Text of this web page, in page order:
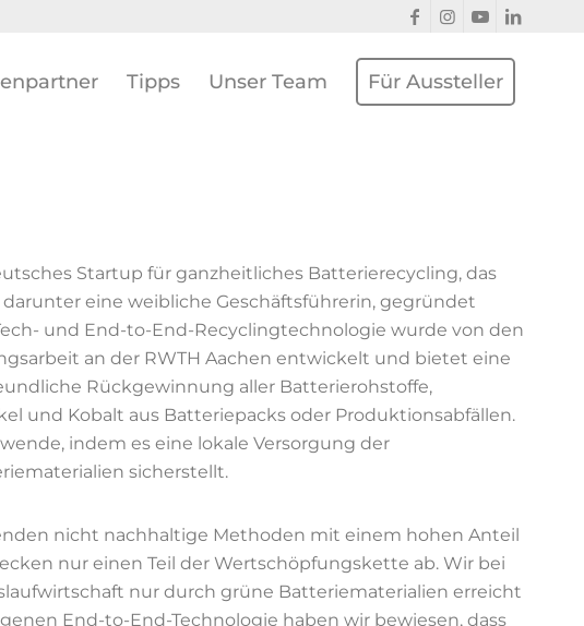
Tipps Unser Team Für Aussteller
Startup für ganzheitliches Batterierecycling, das
eine weibliche Geschäftsführerin, gegründet
und End-to-End-Recyclingtechnologie wurde von den
an der RWTH Aachen entwickelt und bietet eine
Rückgewinnung aller Batterierohstoffe,
und Kobalt aus Batteriepacks oder Produktionsabfällen.
indem es eine lokale Versorgung der
sicherstellt.
nicht nachhaltige Methoden mit einem hohen Anteil
nur einen Teil der Wertschöpfungskette ab. Wir bei
nur durch grüne Batteriematerialien erreicht
End-to-End-Technologie haben wir bewiesen, dass